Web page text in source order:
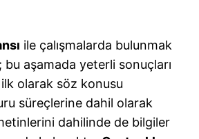
ile çalışmalarda bulunmak
aşamada yeterli sonuçları
olarak söz konusu
süreçlerine dahil olarak
dahilinde de bilgiler